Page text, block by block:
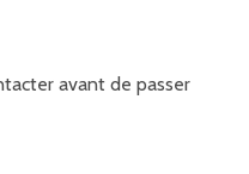
avant de passer